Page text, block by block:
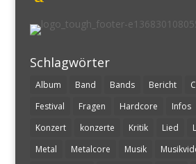
Schlagwörter
Album Band Bands Bericht
Festival
Fragen Hardcore Infos
Konzert
konzerte Kritik Lied
Metal
Metalcore Musik